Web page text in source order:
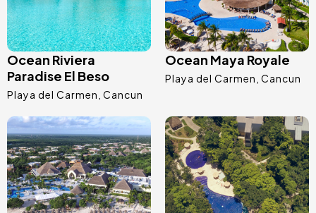
Ocean Riviera
Paradise El Beso
Playa del Carmen Cancun
Ocean Maya Royale
Playa del Carmen Cancun
Image Image